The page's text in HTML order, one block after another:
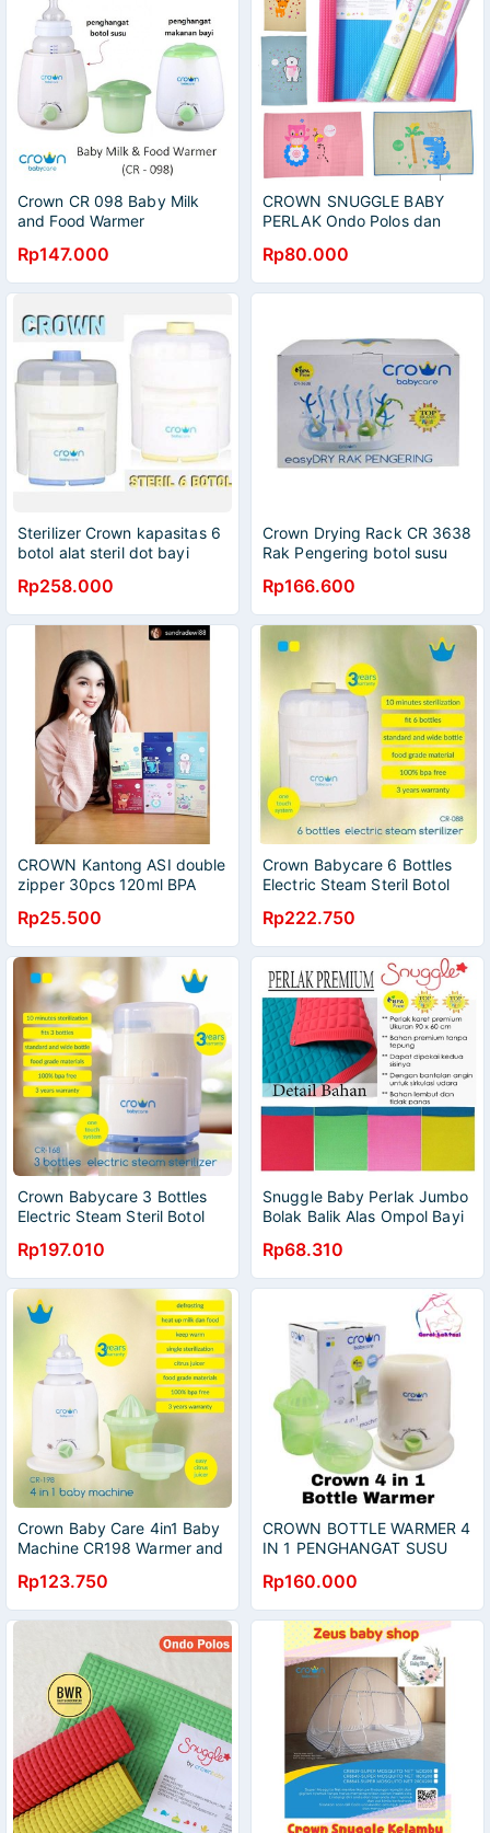
Crown CR 098 Baby Milk
and Food Warmer
Makanan Bayi Makassar
Rp147.000
CROWN SNUGGLE BABY
PERLAK Ondo Polos dan
Perlak Bayi Karet
Rp80.000
Sterilizer Crown kapasitas 6
botol alat steril dot bayi
Rp258.000
Crown Drying Rack CR 3638
Rak Pengering botol susu
Rp166.600
CROWN Kantong ASI double
zipper 30pcs 120ml BPA
Rp25.500
Crown Babycare 6 Bottles
Electric Steam Steril Botol
Rp222.750
Crown Babycare 3 Bottles
Electric Steam Steril Botol
Rp197.010
Snuggle Baby Perlak Jumbo
Bolak Balik Alas Ompol Bayi
Rp68.310
Crown Baby Care 4in1 Baby
Machine CR198 Warmer and
Bayi
Rp123.750
CROWN BOTTLE WARMER 4
IN 1 PENGHANGAT SUSU
Rp160.000